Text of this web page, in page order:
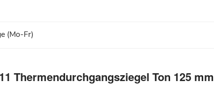
(Mo-Fr)
Thermendurchgangsziegel Ton 125 mm